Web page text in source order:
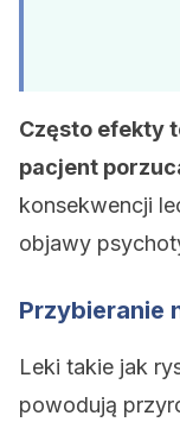
Często efekty
pacjent
konsekwencji
objawy
Przybieranie
Leki takie jak
powodują